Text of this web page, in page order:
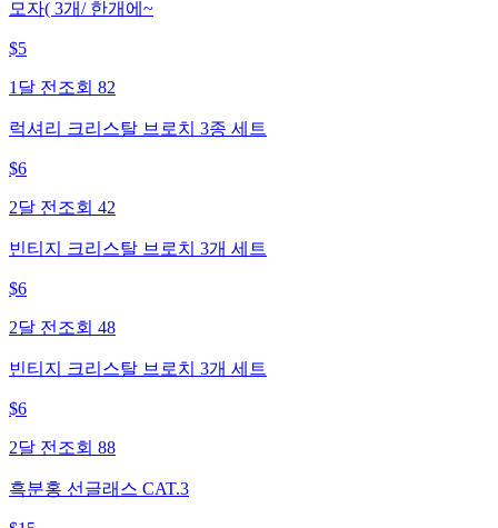
모자( 3개/ 한개에~
$5
1달 전 조회 82
럭셔리 크리스탈 브로치 3종 세트
$6
2달 전 조회 42
빈티지 크리스탈 브로치 3개 세트
$6
2달 전 조회 48
빈티지 크리스탈 브로치 3개 세트
$6
2달 전 조회 88
흑분홍 선글래스 CAT.3